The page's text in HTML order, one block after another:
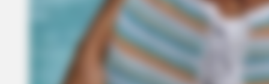
ER Doctor: "I Threw Out My
CVS Aisle 7"